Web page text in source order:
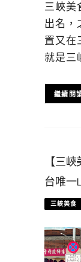
三峽美
出名，
置又在
就是三
【三
台唯一
三峽美食